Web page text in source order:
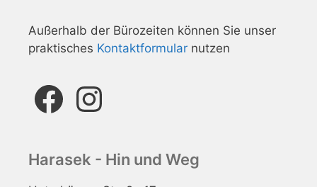
Außerhalb der Bürozeiten können Sie unser
praktisches Kontaktformular nutzen
Facebook
Instagram
Harasek - Hin und Weg